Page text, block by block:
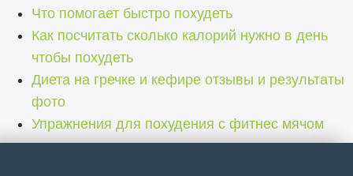
Что помогает быстро похудеть
Как посчитать сколько калорий нужно в день
чтобы похудеть
Диета на гречке и кефире отзывы и результаты
фото
Упражнения для похудения с фитнес мячом